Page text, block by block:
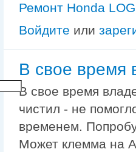
Ремонт Honda
Войдите или
В свое время
В свое время
чистил - не
временем.
Может клемма на